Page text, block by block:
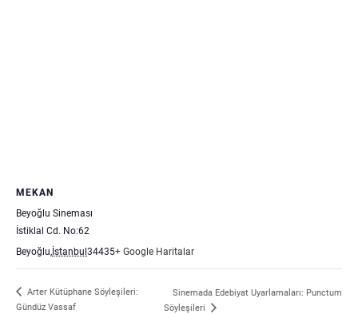
MEKAN
Beyoğlu Sineması
İstiklal Cd. No:62
Beyoğlu, İstanbul 34435+ Google Haritalar
Arter Kütüphane Söyleşileri:
Gündüz Vassaf
Sinemada Edebiyat Uyarlamaları: Punctum
Söyleşileri